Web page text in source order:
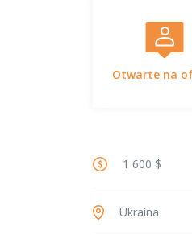
Otwarte na
1 600 $
Ukraina